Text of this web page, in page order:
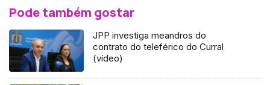
Pode também gostar
JPP investiga meandros do
contrato do teleférico do Curral
(vídeo)